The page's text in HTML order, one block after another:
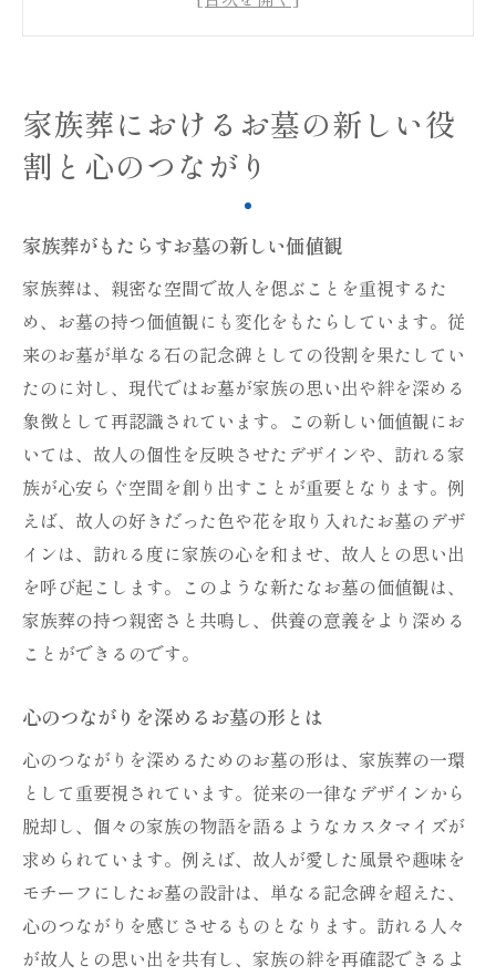
家族葬とお墓で築く心のつながり
現代家族葬の一環として考えるお墓のデザイン
家族葬にふさわしいお墓デザインの選び方
新しい時代におけるお墓デザインの革新
家族葬におけるモダンなお墓の選択肢
お墓デザインがもたらす心の安らぎ
家族葬のための革新的なお墓スタイル
お墓デザインの変革が家族葬に与える影響
お墓の選択が家族葬にもたらす心の安らぎ
家族葬に寄り添うお墓選びの重要性
心の安らぎを求めるお墓の選び方
お墓選択が家族葬に与える心理的効果
家族葬におけるお墓の選択基準
お墓選びが生む心の安らぎの理由
家族葬時代に求められる新たなお墓の形とは
家族葬で注目される新しいお墓スタイル
新時代の家族葬に適したお墓の形
家族葬と共に進化するお墓のデザイン
未来を見据えた家族葬のお墓選び
家族葬に合う新しいお墓の提案
家族葬時代におけるお墓の形の変遷
家族葬におけるお墓の新しい役
割と心のつながり
家族葬がもたらすお墓の新しい価値観
家族葬は、親密な空間で故人を偲ぶことを重視するた
め、お墓の持つ価値観にも変化をもたらしています。従
来のお墓が単なる石の記念碑としての役割を果たしてい
たのに対し、現代ではお墓が家族の思い出や絆を深める
象徴として再認識されています。この新しい価値観にお
いては、故人の個性を反映させたデザインや、訪れる家
族が心安らぐ空間を創り出すことが重要となります。例
えば、故人の好きだった色や花を取り入れたお墓のデザ
インは、訪れる度に家族の心を和ませ、故人との思い出
を呼び起こします。このような新たなお墓の価値観は、
家族葬の持つ親密さと共鳴し、供養の意義をより深める
ことができるのです。
心のつながりを深めるお墓の形とは
心のつながりを深めるためのお墓の形は、家族葬の一環
として重要視されています。従来の一律なデザインから
脱却し、個々の家族の物語を語るようなカスタマイズが
求められています。例えば、故人が愛した風景や趣味を
モチーフにしたお墓の設計は、単なる記念碑を超えた、
心のつながりを感じさせるものとなります。訪れる人々
が故人との思い出を共有し、家族の絆を再確認できるよ